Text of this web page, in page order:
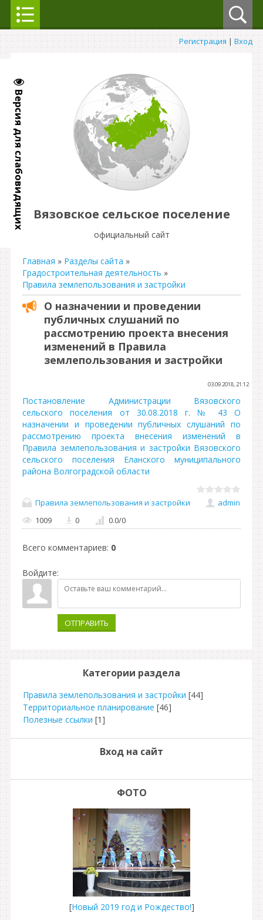
Версия для слабовидящих
Регистрация | Вход
Вязовское сельское поселение
официальный сайт
Главная » Разделы сайта »
Градостроительная деятельность »
Правила землепользования и застройки
О назначении и проведении
публичных слушаний по
рассмотрению проекта внесения
изменений в Правила
землепользования и застройки
03.09.2018, 21:12
Постановление Администрации Вязовского
сельского поселения от 30.08.2018 г. № 43 О
назначении и проведении публичных слушаний по
рассмотрению проекта внесения изменений в
Правила землепользования и застройки Вязовского
сельского поселения Еланского муниципального
района Волгоградской области
Правила землепользования и застройки
admin
1009
0 0.0/0
Всего комментариев: 0
Войдите:
ОТПРАВИТЬ
Категории раздела
Правила землепользования и застройки [44]
Территориальное планирование [46]
Полезные ссылки [1]
Вход на сайт
ФОТО
[Новый 2019 год и Рождество!]